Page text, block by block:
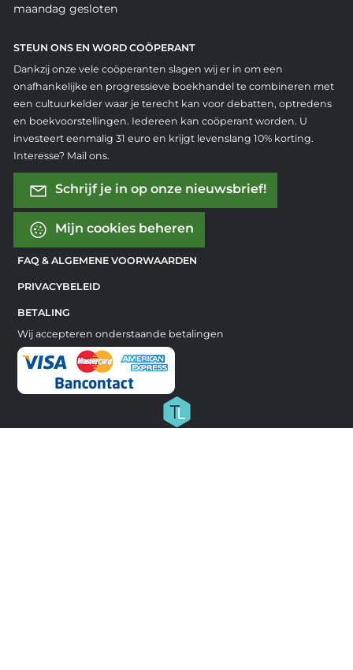
maandag gesloten
STEUN ONS EN WORD COÖPERANT
Dankzij onze vele coöperanten slagen wij er in om een
onafhankelijke en progressieve boekhandel te combineren met
een cultuurkelder waar je terecht kan voor debatten, optredens
en boekvoorstellingen. Iedereen kan coöperant worden. U
investeert eenmalig 31 euro en krijgt levenslang 10% korting.
Interesse? Mail ons.
Schrijf je in op onze nieuwsbrief!
Mijn cookies beheren
FAQ & ALGEMENE VOORWAARDEN
PRIVACYBELEID
BETALING
Wij accepteren onderstaande betalingen